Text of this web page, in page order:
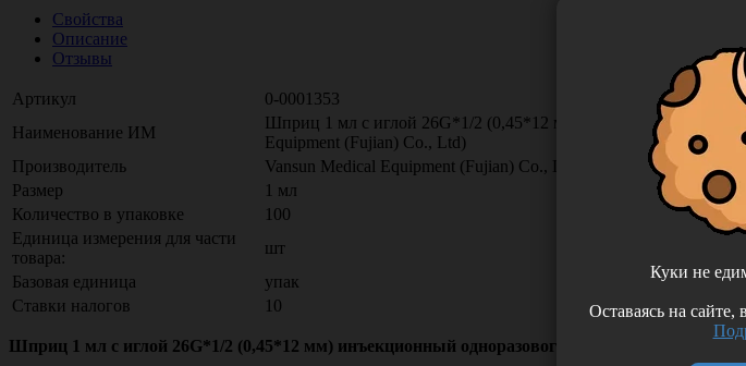
Свойства
Описание
Отзывы
Артикул
0-0001353
Наименование ИМ
Шприц 1 мл с иглой 26G*1/2 (0,45*12 мм) инъекционный
Equipment (Fujian) Co., Ltd)
Производитель
Vansun Medical Equipment (Fujian) Co., Ltd., Китай
Размер
1 мл
Количество в упаковке
100
Единица измерения для части
товара:
шт
Базовая единица
упак
Ставки налогов
10
Шприц 1 мл с иглой 26G*1/2 (0,45*12 мм) инъекционный одноразового использования
Куки не
Оставаясь на